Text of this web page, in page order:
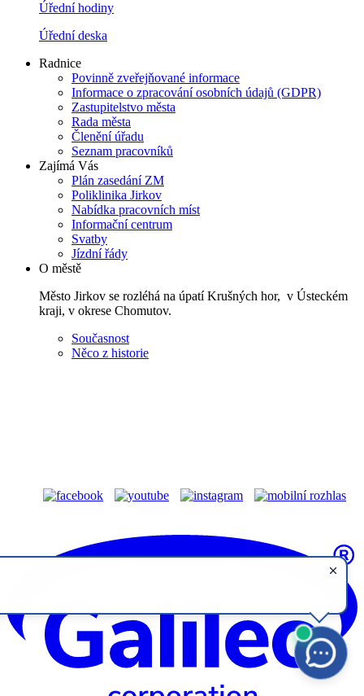
Úřední hodiny
Úřední deska
Radnice
Povinně zveřejňované informace
Informace o zpracování osobních údajů (GDPR)
Zastupitelstvo města
Rada města
Členění úřadu
Seznam pracovníků
Zajímá Vás
Plán zasedání ZM
Poliklinika Jirkov
Nabídka pracovních míst
Informační centrum
Svatby
Jízdní řády
O městě
Město Jirkov se rozléhá na úpatí Krušných hor, v Ústeckém
kraji, v okrese Chomutov.
Současnost
Něco z historie